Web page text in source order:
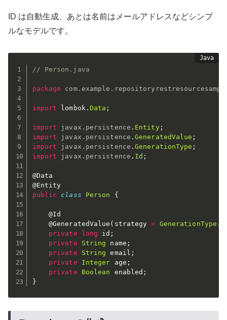
ID は自動生成、あとは名前はメールアドレスなどシンプ
ルなモデルです。
// Person.java
package com. example .
import lombok . Data ;
import javax . persistence . Entity;
import
javax . persistence .GeneratedValue ;
import
javax . persistence .GenerationType ;
import
javax . persistence . Id ;
@Data
@Entity
public
class Person {
@Id
@GeneratedValue ( strategy = GenerationType .
private
long id ;
private
String name ;
private
String email ;
private
Integer age ;
private
Boolean enabled ;
}